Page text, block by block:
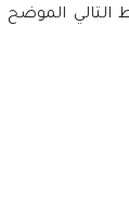
التالي الموضح